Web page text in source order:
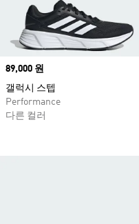
Price
89,000 원
갤럭시 스텝
Performance
다른 컬러